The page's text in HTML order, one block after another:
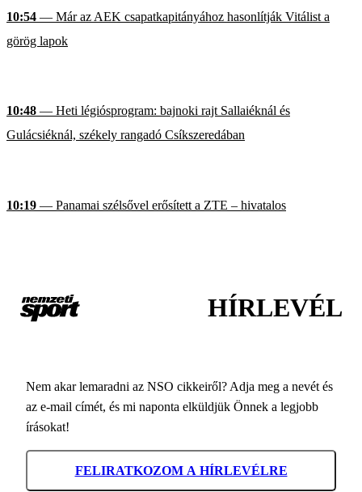
10:54 — Már az AEK csapatkapitányához hasonlítják Vitálist a
görög lapok
10:48 — Heti légiósprogram: bajnoki rajt Sallaiéknál és
Gulácsiéknál, székely rangadó Csíkszeredában
10:19 — Panamai szélsővel erősített a ZTE – hivatalos
HÍRLEVÉL
Nem akar lemaradni az NSO cikkeiről? Adja meg a nevét és
az e-mail címét, és mi naponta elküldjük Önnek a legjobb
írásokat!
FELIRATKOZOM A HÍRLEVÉLRE